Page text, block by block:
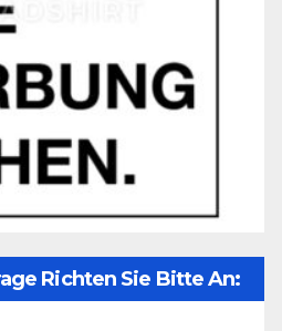
Richten Sie Bitte An: